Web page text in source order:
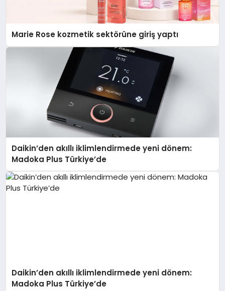
Marie Rose kozmetik sektörüne giriş yaptı
Daikin’den akıllı iklimlendirmede yeni dönem:
Madoka Plus Türkiye’de
Daikin’den akıllı iklimlendirmede yeni dönem:
Madoka Plus Türkiye’de